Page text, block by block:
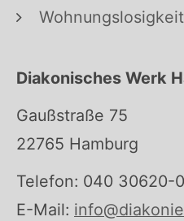
Wohnungslosigkeit
Diakonisches Werk
Gaußstraße 75
22765 Hamburg
Telefon: 040 30620-0
E-Mail: